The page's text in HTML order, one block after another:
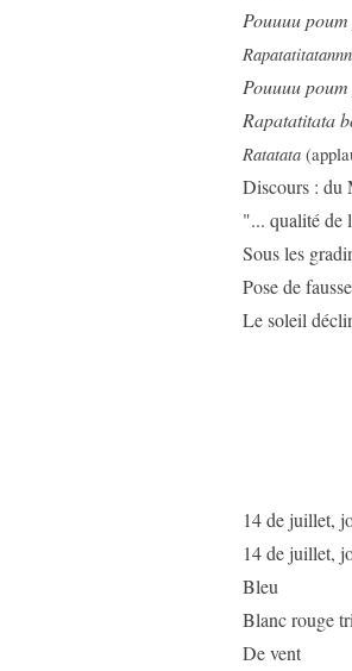
Pouuuu
Pouuuu
Rapatatitata
Ratatata
Discours : du
"... qualité de
Sous les
Pose de
Le soleil
14 de juillet,
14 de juillet,
Bleu
Blanc rouge
De vent